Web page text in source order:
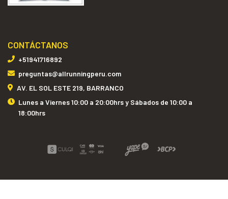
CONTÁCTANOS
+51941716892
preguntas@allrunningperu.com
AV. EL SOL ESTE 219, BARRANCO
Lunes a Viernes 10:00 a 20:00hrs y Sábados de 10:00 a
18:00hrs